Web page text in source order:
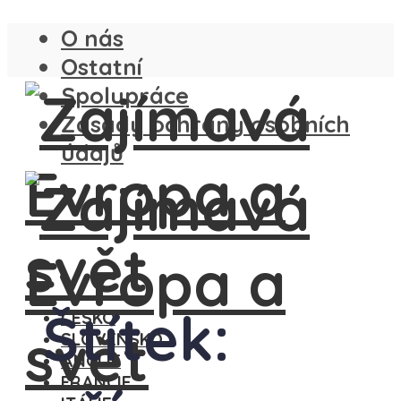
O nás
Ostatní
Spolupráce
Zásady ochrany osobních
údajů
ČESKO
SLOVENSKO
ANGLIE
FRANCIE
Štítek: